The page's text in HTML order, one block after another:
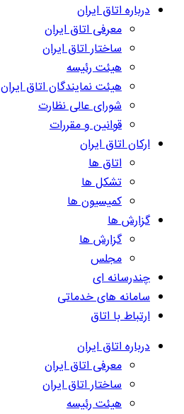
درباره اتاق ایران
معرفی اتاق ایران
ساختار اتاق ایران
هیئت رئیسه
هیئت نمایندگان اتاق ایران
شورای عالی نظارت
قوانین و مقررات
ارکان اتاق ایران
اتاق ها
تشکل ها
کمیسیون ها
گزارش ها
گزارش ها
مجلس
چندرسانه ای
سامانه های خدماتی
ارتباط با اتاق
درباره اتاق ایران
معرفی اتاق ایران
ساختار اتاق ایران
هیئت رئیسه